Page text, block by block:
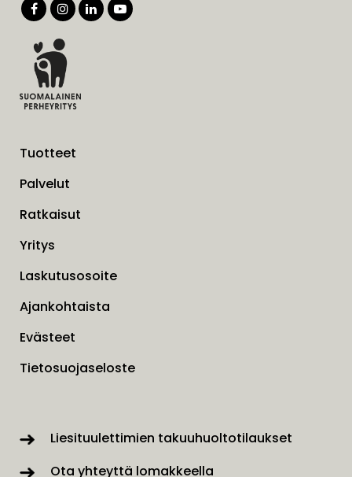
Tuotteet
Palvelut
Ratkaisut
Yritys
Laskutusosoite
Ajankohtaista
Evästeet
Tietosuojaseloste
Liesituulettimien takuuhuoltotilaukset
Ota yhteyttä lomakkeella